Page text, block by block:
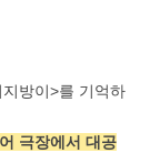
방이>를 기억하
극장에서 대공